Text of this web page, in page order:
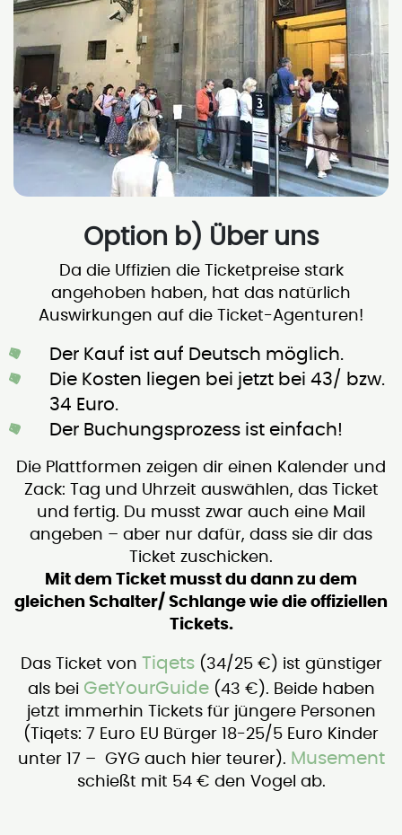
Option b) Über uns
Da die Uffizien die Ticketpreise stark
angehoben haben, hat das natürlich
Auswirkungen auf die Ticket-Agenturen!
Der Kauf ist auf Deutsch möglich.
Die Kosten liegen bei jetzt bei 43/ bzw.
34 Euro.
Der Buchungsprozess ist einfach!
Die Plattformen zeigen dir einen Kalender und
Zack: Tag und Uhrzeit auswählen, das Ticket
und fertig. Du musst zwar auch eine Mail
angeben – aber nur dafür, dass sie dir das
Ticket zuschicken.
Mit dem Ticket musst du dann zu dem
gleichen Schalter/ Schlange wie die offiziellen
Tickets.
Das Ticket von Tiqets(34/25 €) ist günstiger
als bei GetYourGuide(43 €). Beide haben
jetzt immerhin Tickets für jüngere Personen
(Tiqets: 7 Euro EU Bürger 18-25/5 Euro Kinder
unter 17 – GYG auch hier teurer). Musement
schießt mit 54 € den Vogel ab.